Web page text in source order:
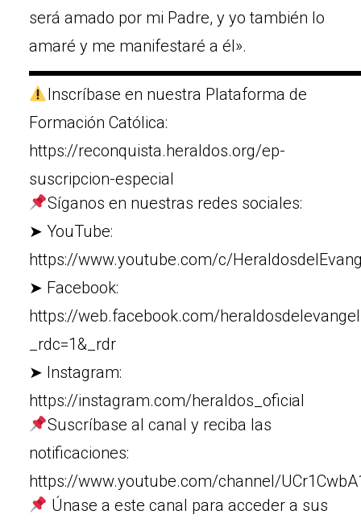
será amado por mi Padre, y yo también lo
amaré y me manifestaré a él».
Inscríbase en nuestra Plataforma de
Formación Católica:
https://reconquista.heraldos.org/ep-
suscripcion-especial
Síganos en nuestras redes sociales:
➤ YouTube:
https://www.youtube.com/c/
➤ Facebook:
https://web.facebook.com/
_rdc=1&_rdr
➤ Instagram:
https://instagram.com/heraldos_oficial
Suscríbase al canal y reciba las
notificaciones:
https://www.youtube.com/channel/
Únase a este canal para acceder a sus